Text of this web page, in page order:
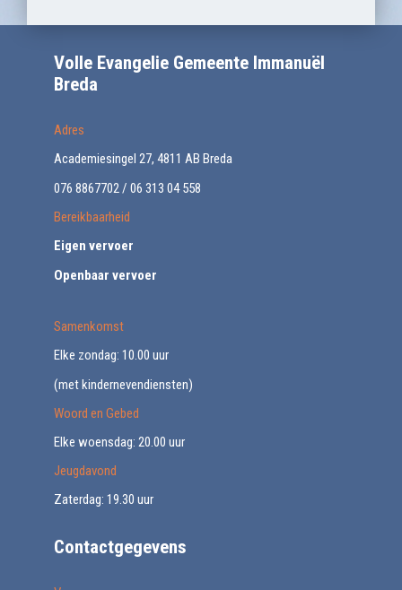
Volle Evangelie Gemeente Immanuël
Breda
Adres
Academiesingel 27, 4811 AB Breda
076 8867702 / 06 313 04 558
Bereikbaarheid
Eigen vervoer
Openbaar vervoer
Samenkomst
Elke zondag: 10.00 uur
(met kindernevendiensten)
Woord en Gebed
Elke woensdag: 20.00 uur
Jeugdavond
Zaterdag: 19.30 uur
Contactgegevens